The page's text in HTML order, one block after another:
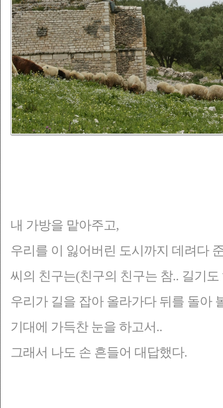
내 가방을 맡아주고,
우리를 이 잃어버린 도시까지 데려다
씨의 친구는(친구의 친구는 참.. 길기도
우리가 길을 잡아 올라가다 뒤를 돌아
기대에 가득찬 눈을 하고서..
그래서 나도 손 흔들어 대답했다.